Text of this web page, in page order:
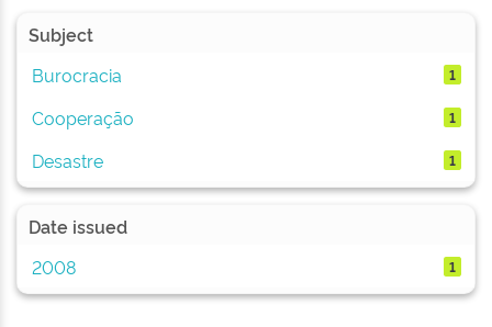
Subject
Burocracia
1
Cooperação 1
Desastre 1
Date issued
2008
1